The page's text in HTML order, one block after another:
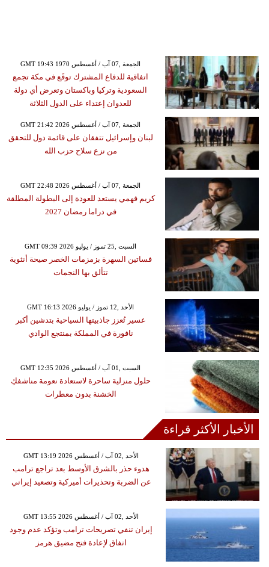
GMT 19:43 1970 الجمعة ,07 آب / أغسطس
اتفاقية للدفاع المشترك توقَع في مكة تجمع
السعودية وتركيا وباكستان وتعرض أي دولة
للعدوان إعتداء على الدول الثلاثة
GMT 21:42 2026 الجمعة ,07 آب / أغسطس
لبنان وإسرائيل تتفقان على قائمة دول للتحقق
من نزع سلاح حزب الله
GMT 22:48 2026 الجمعة ,07 آب / أغسطس
كريم فهمي يستعد للعودة إلى البطولة المطلقة
في دراما رمضان 2027
GMT 09:39 2026 السبت ,25 تموز / يوليو
فساتين السهرة بزمزمات الخصر صيحة أنثوية
تتألق بها النجمات
GMT 16:13 2026 الأحد ,12 تموز / يوليو
عسير تُعزز جاذبيتها السياحية بتدشين أكبر
نافورة في المملكة بمنتجع الوادي
GMT 12:35 2026 السبت ,01 آب / أغسطس
حلول منزلية ساحرة لاستعادة نعومة مناشفكِ
الخشنة بدون معطرات
الأخبار الأكثر قراءة
GMT 13:19 2026 الأحد ,02 آب / أغسطس
هدوء حذر بالشرق الأوسط بعد تراجع ترامب
عن الضربة وتحذيرات أميركية وتصعيد إيراني
GMT 13:55 2026 الأحد ,02 آب / أغسطس
إيران تنفي تصريحات ترامب وتؤكد عدم وجود
اتفاق لإعادة فتح مضيق هرمز